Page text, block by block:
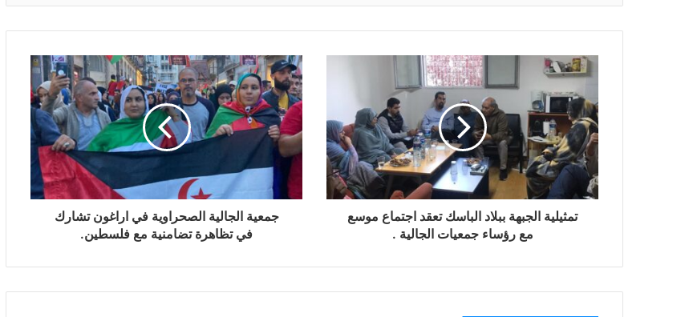
تمثيلية الجبهة ببلاد الباسك تعقد اجتماع موسع
مع رؤساء جمعيات الجالية .
جمعية الجالية الصحراوية في اراغون تشارك
في تظاهرة تضامنية مع فلسطين.